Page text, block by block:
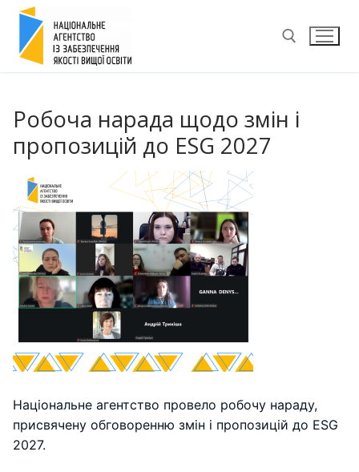
Перейти
вмісту
Робоча нарада щодо змін і
пропозицій до ESG 2027
Національне агентство провело робочу нараду,
присвячену обговоренню змін і пропозицій до ESG
2027.